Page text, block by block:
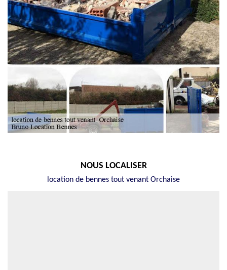
NOUS LOCALISER
location de bennes tout venant Orchaise